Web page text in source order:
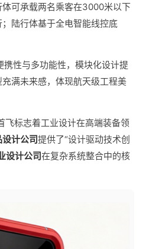
可承载两名乘客在3000米以下
陆行体基于全电智能线控底
携性与多功能性，模块化设计提
满未来感，体现航天级工程美
飞标志着工业设计在高端装备领
设计公司提供了“设计驱动技术创
设计公司在复杂系统整合中的核